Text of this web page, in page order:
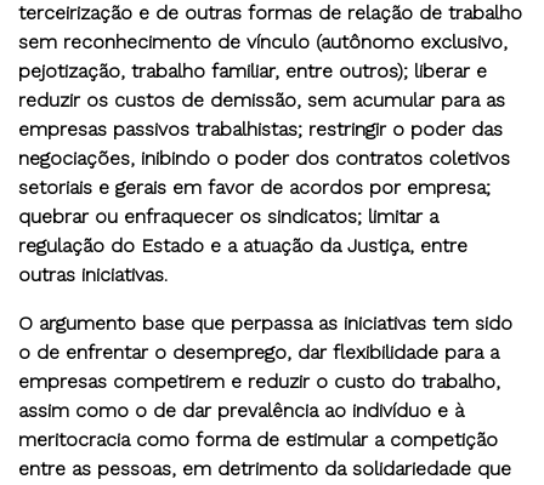
terceirização e de outras formas de relação de trabalho
sem reconhecimento de vínculo (autônomo exclusivo,
pejotização, trabalho familiar, entre outros); liberar e
reduzir os custos de demissão, sem acumular para as
empresas passivos trabalhistas; restringir o poder das
negociações, inibindo o poder dos contratos coletivos
setoriais e gerais em favor de acordos por empresa;
quebrar ou enfraquecer os sindicatos; limitar a
regulação do Estado e a atuação da Justiça, entre
outras iniciativas.
O argumento base que perpassa as iniciativas tem sido
o de enfrentar o desemprego, dar flexibilidade para a
empresas competirem e reduzir o custo do trabalho,
assim como o de dar prevalência ao indivíduo e à
meritocracia como forma de estimular a competição
entre as pessoas, em detrimento da solidariedade que